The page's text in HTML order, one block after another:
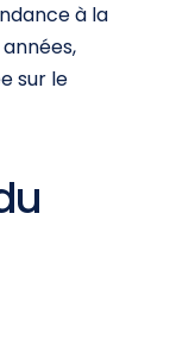
à la
sur le